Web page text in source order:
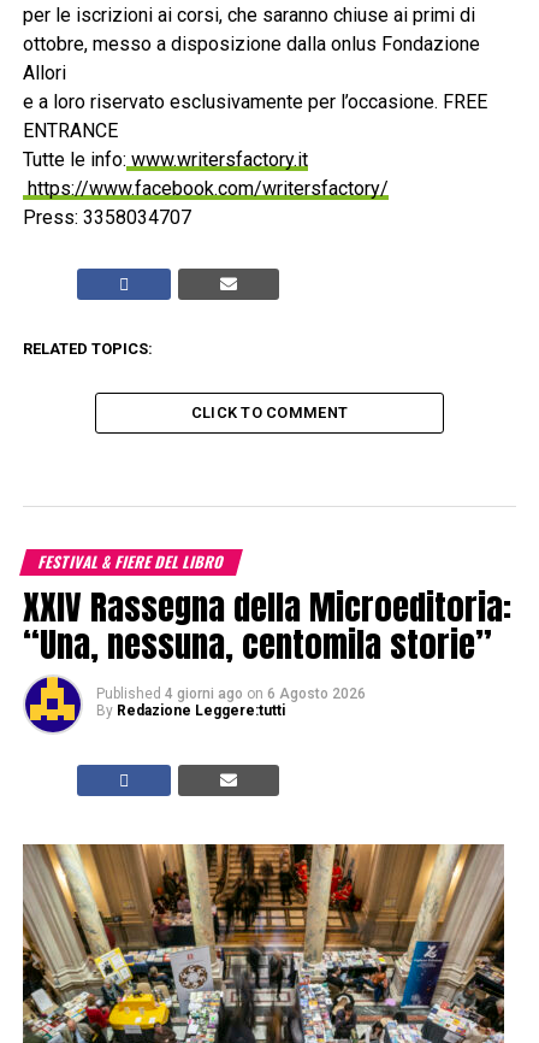
per le iscrizioni ai corsi, che saranno chiuse ai primi di
ottobre, messo a disposizione dalla onlus Fondazione
Allori
e a loro riservato esclusivamente per l’occasione. FREE
ENTRANCE
Tutte le info: www.writersfactory.it
https://www.facebook.com/writersfactory/
Press: 3358034707
RELATED TOPICS:
CLICK TO COMMENT
FESTIVAL & FIERE DEL LIBRO
XXIV Rassegna della Microeditoria:
“Una, nessuna, centomila storie”
Published 4 giorni ago on 6 Agosto 2026
By Redazione Leggere:tutti